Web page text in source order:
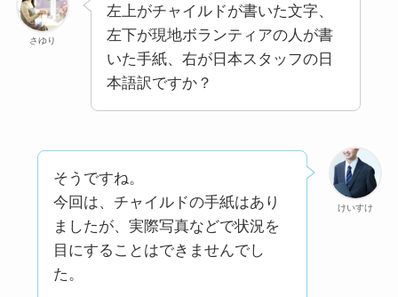
さゆり
左上がチャイルドが書いた文字、
左下が現地ボランティアの人が書
いた手紙、右が日本スタッフの日
本語訳ですか？
けいすけ
そうですね。
今回は、チャイルドの手紙はあり
ましたが、実際写真などで状況を
目にすることはできませんでし
た。